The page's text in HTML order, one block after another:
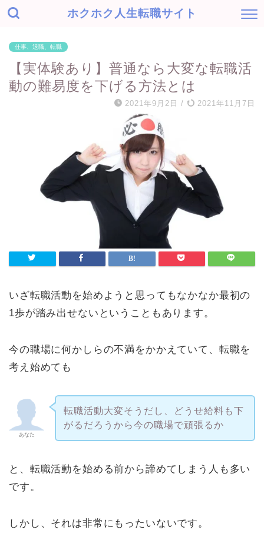
ホクホク人生転職サイト
仕事、退職、転職
【実体験あり】普通なら大変な転職活
動の難易度を下げる方法とは
2021年9月2日 / 2021年11月7日
いざ転職活動を始めようと思ってもなかなか最初の
1歩が踏み出せないということもあります。
今の職場に何かしらの不満をかかえていて、転職を
考え始めても
あなた
転職活動大変そうだし、どうせ給料も下
がるだろうから今の職場で頑張るか
と、転職活動を始める前から諦めてしまう人も多い
です。
しかし、それは非常にもったいないです。